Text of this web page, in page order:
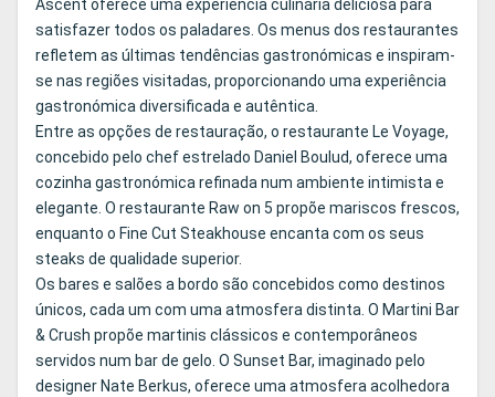
Ascent oferece uma experiência culinária deliciosa para
satisfazer todos os paladares. Os menus dos restaurantes
refletem as últimas tendências gastronómicas e inspiram-
se nas regiões visitadas, proporcionando uma experiência
gastronómica diversificada e autêntica.
Entre as opções de restauração, o restaurante Le Voyage,
concebido pelo chef estrelado Daniel Boulud, oferece uma
cozinha gastronómica refinada num ambiente intimista e
elegante. O restaurante Raw on 5 propõe mariscos frescos,
enquanto o Fine Cut Steakhouse encanta com os seus
steaks de qualidade superior.
Os bares e salões a bordo são concebidos como destinos
únicos, cada um com uma atmosfera distinta. O Martini Bar
& Crush propõe martinis clássicos e contemporâneos
servidos num bar de gelo. O Sunset Bar, imaginado pelo
designer Nate Berkus, oferece uma atmosfera acolhedora